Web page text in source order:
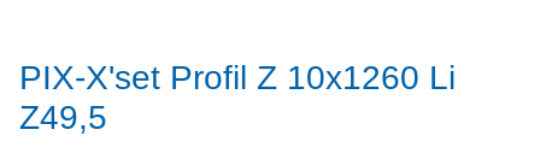
PIX-X'set Profil Z 10x1260 Li
Z49,5